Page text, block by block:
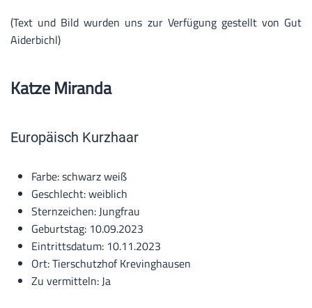
(Text und Bild wurden uns zur Verfügung gestellt von Gut
Aiderbichl)
KatzeMiranda
Europäisch Kurzhaar
Farbe: schwarz weiß
Geschlecht: weiblich
Sternzeichen: Jungfrau
Geburtstag: 10.09.2023
Eintrittsdatum: 10.11.2023
Ort: Tierschutzhof Krevinghausen
Zu vermitteln: Ja